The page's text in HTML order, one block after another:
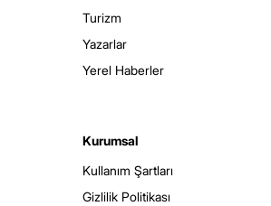
Turizm
Yazarlar
Yerel Haberler
Kurumsal
Kullanım Şartları
Gizlilik Politikası